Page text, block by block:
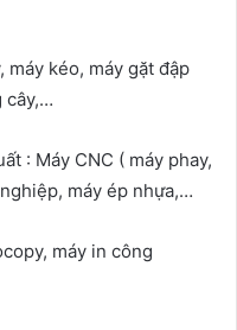
máy kéo, máy gặt đập
cây,…
: Máy CNC ( máy phay,
máy ép nhựa,…
máy in công